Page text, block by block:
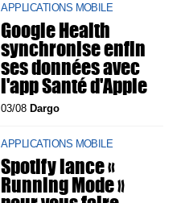
APPLICATIONS MOBILE
Google Health
synchronise enfin
ses données avec
l'app Santé d'Apple
03/08 Dargo
APPLICATIONS MOBILE
Spotify lance «
Running Mode »